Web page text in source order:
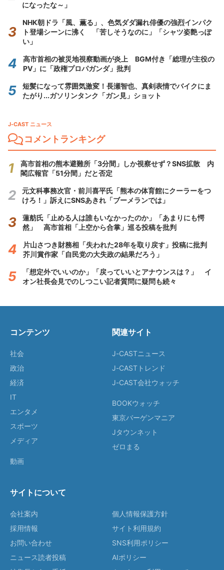
になったな～」
NHK朝ドラ「風、薫る」、色気ダダ漏れ俳優の強烈インパク
ト登場シーンに沸く 「苦しそうなのに」「シャツ姿艶っぽ
い」
高市首相の被災地視察動画が炎上 BGM付き「総理が主役の
PV」に「政権プロパガンダ」批判
短髪になって雰囲気激変！長瀬智也、真剣表情でバイクにま
たがり...ガソリンタンク「ガン見」ショット
J-CAST ニュース
コメントランキング
高市首相の熊本避難所「3分間」しか視察せず？SNS拡散 内
閣広報官「51分間」だと否定
元文科事務次官・前川喜平氏「熊本の体育館にクーラーをつ
けろ！」訴えにSNSあきれ「ブーメランでは」
蓮舫氏「止める人は誰もいなかったのか」「あまりにも愕
然」 高市首相「上空から合掌」巡る投稿を批判
片山さつき財務相「失われた28年を取り戻す」投稿に批判
芥川賞作家「自民党の大失政の結果だろう」
「想定外でいいのか」「戻っていいとアナウンスは？」 イ
オン社長会見でのしつこい記者質問に疑問も続々
コンテンツ
社会
政治
経済
IT
エンタメ
スポーツ
メディア
動画
関連サイト
J-CASTニュース
J-CASTトレンド
J-CAST会社ウォッチ
BOOKウォッチ
東京バーゲンマニア
Jタウンネット
ゼロまる
サイトについて
会社案内
採用情報
お問い合わせ
ニュース読者投稿
個人情報保護方針
サイト利用規約
SNS利用ポリシー
AIポリシー